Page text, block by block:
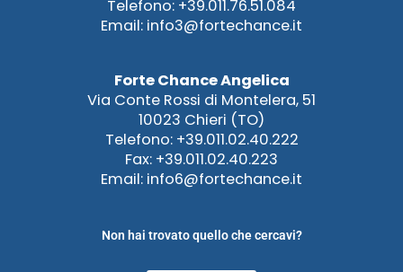
Telefono: +39.011.76.51.084
Email: info3@fortechance.it
Forte Chance Angelica
Via Conte Rossi di Montelera, 51
10023 Chieri (TO)
Telefono: +39.011.02.40.222
Fax: +39.011.02.40.223
Email: info6@fortechance.it
Non hai trovato quello che cercavi?